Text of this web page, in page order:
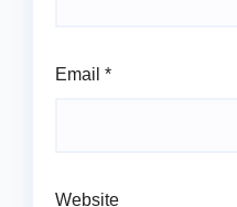
Email *
Website